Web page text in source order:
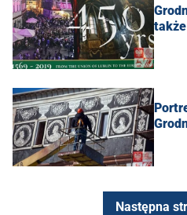
Następna